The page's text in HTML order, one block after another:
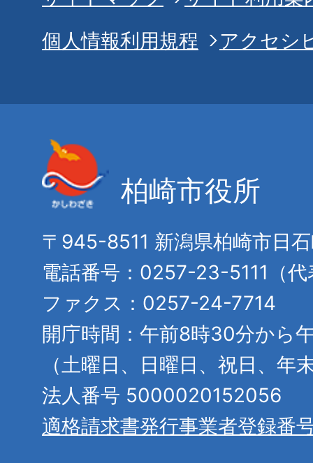
個人情報利用規程
アクセシ
柏崎市役所
〒945-8511 新潟県柏崎市日
電話番号：0257-23-5111（代
ファクス：0257-24-7714
開庁時間：午前8時30分から
（土曜日、日曜日、祝日、年
法人番号 5000020152056
適格請求書発行事業者登録番